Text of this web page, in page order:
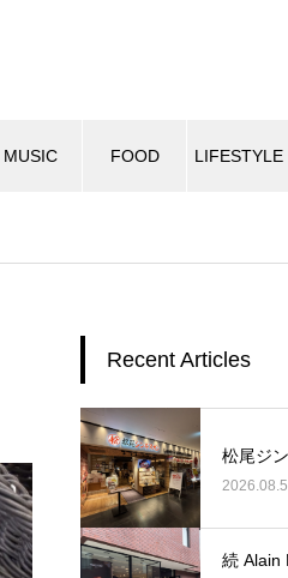
MUSIC FOOD LIFESTYLE
Recent Articles
松尾ジ
2026.08.5
続 Alain